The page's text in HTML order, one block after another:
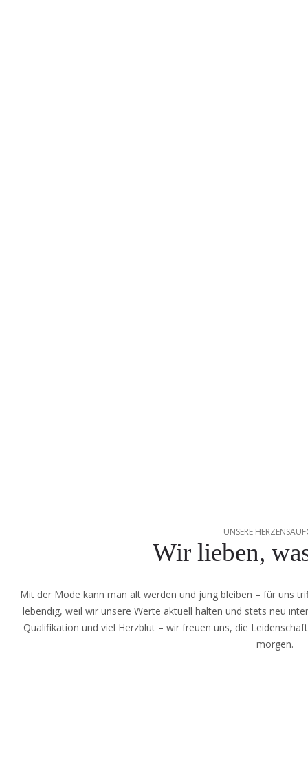
UNSERE
Wir lieben,
Mit der Mode kann man alt werden und jung bleiben – für uns
lebendig, weil wir unsere Werte aktuell halten und stets neu
Qualifikation und viel Herzblut – wir freuen uns, die
morgen.